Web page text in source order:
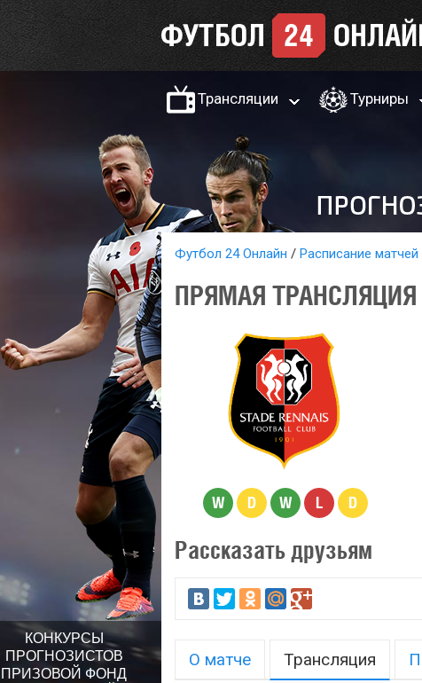
КОНКУРСЫ
ПРОГНОЗИСТОВ
ПРИЗОВОЙ ФОНД
Трансляции Турниры
Футбол 24 Онлайн Расписание матчей
ПРЯМАЯ ТРАНСЛЯЦИЯ
W D W L D
Рассказать друзьям
О матче Трансляция